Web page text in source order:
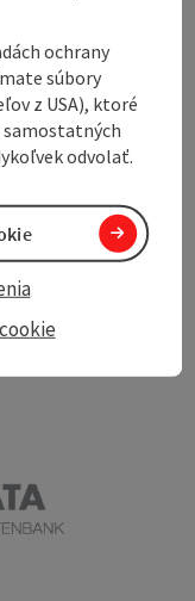
ochrany
súbory
z USA), ktoré
odvolať.